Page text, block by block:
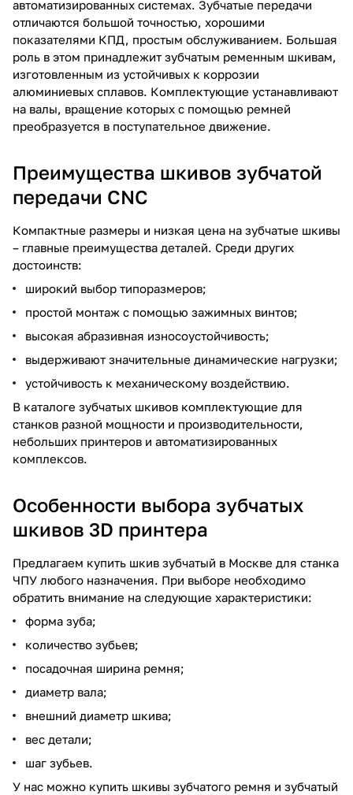
автоматизированных системах. Зубчатые передачи
отличаются большой точностью, хорошими
показателями КПД, простым обслуживанием. Большая
роль в этом принадлежит зубчатым ременным шкивам,
изготовленным из устойчивых к коррозии
алюминиевых сплавов. Комплектующие устанавливают
на валы, вращение которых с помощью ремней
преобразуется в поступательное движение.
Преимущества шкивов зубчатой
передачи CNC
Компактные размеры и низкая цена на зубчатые шкивы
– главные преимущества деталей. Среди других
достоинств:
широкий выбор типоразмеров;
простой монтаж с помощью зажимных винтов;
высокая абразивная износоустойчивость;
выдерживают значительные динамические нагрузки;
устойчивость к механическому воздействию.
В каталоге зубчатых шкивов комплектующие для
станков разной мощности и производительности,
небольших принтеров и автоматизированных
комплексов.
Особенности выбора зубчатых
шкивов 3D принтера
Предлагаем купить шкив зубчатый в Москве для станка
ЧПУ любого назначения. При выборе необходимо
обратить внимание на следующие характеристики:
форма зуба;
количество зубьев;
посадочная ширина ремня;
диаметр вала;
внешний диаметр шкива;
вес детали;
шаг зубьев.
У нас можно купить шкивы зубчатого ремня и зубчатый